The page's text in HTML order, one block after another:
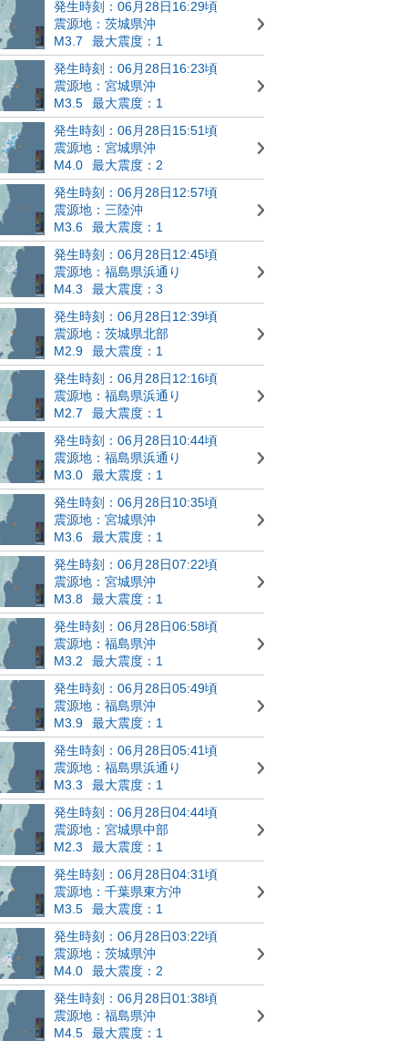
発生時刻：06月28日16:29頃
震源地：茨城県沖
M3.7
最大震度：1
発生時刻：06月28日16:23頃
震源地：宮城県沖
M3.5
最大震度：1
発生時刻：06月28日15:51頃
震源地：宮城県沖
M4.0
最大震度：2
発生時刻：06月28日12:57頃
震源地：三陸沖
M3.6
最大震度：1
発生時刻：06月28日12:45頃
震源地：福島県浜通り
M4.3
最大震度：3
発生時刻：06月28日12:39頃
震源地：茨城県北部
M2.9
最大震度：1
発生時刻：06月28日12:16頃
震源地：福島県浜通り
M2.7
最大震度：1
発生時刻：06月28日10:44頃
震源地：福島県浜通り
M3.0
最大震度：1
発生時刻：06月28日10:35頃
震源地：宮城県沖
M3.6
最大震度：1
発生時刻：06月28日07:22頃
震源地：宮城県沖
M3.8
最大震度：1
発生時刻：06月28日06:58頃
震源地：福島県沖
M3.2
最大震度：1
発生時刻：06月28日05:49頃
震源地：福島県沖
M3.9
最大震度：1
発生時刻：06月28日05:41頃
震源地：福島県浜通り
M3.3
最大震度：1
発生時刻：06月28日04:44頃
震源地：宮城県中部
M2.3
最大震度：1
発生時刻：06月28日04:31頃
震源地：千葉県東方沖
M3.5
最大震度：1
発生時刻：06月28日03:22頃
震源地：茨城県沖
M4.0
最大震度：2
発生時刻：06月28日01:38頃
震源地：福島県沖
M4.5
最大震度：1